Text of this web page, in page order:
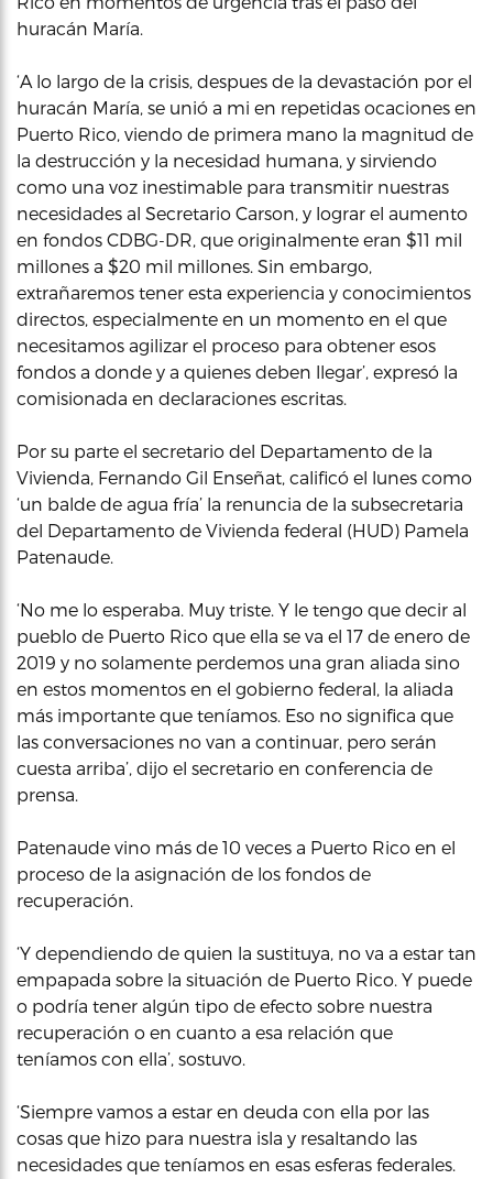
huracán María.
‘A lo largo de la crisis, despues de la devastación por el
huracán María, se unió a mi en repetidas ocaciones en
Puerto Rico, viendo de primera mano la magnitud de
la destrucción y la necesidad humana, y sirviendo
como una voz inestimable para transmitir nuestras
necesidades al Secretario Carson, y lograr el aumento
en fondos CDBG-DR, que originalmente eran $11 mil
millones a $20 mil millones. Sin embargo,
extrañaremos tener esta experiencia y conocimientos
directos, especialmente en un momento en el que
necesitamos agilizar el proceso para obtener esos
fondos a donde y a quienes deben llegar’, expresó la
comisionada en declaraciones escritas.
Por su parte el secretario del Departamento de la
Vivienda, Fernando Gil Enseñat, calificó el lunes como
‘un balde de agua fría’ la renuncia de la subsecretaria
del Departamento de Vivienda federal (HUD) Pamela
Patenaude.
‘No me lo esperaba. Muy triste. Y le tengo que decir al
pueblo de Puerto Rico que ella se va el 17 de enero de
2019 y no solamente perdemos una gran aliada sino
en estos momentos en el gobierno federal, la aliada
más importante que teníamos. Eso no significa que
las conversaciones no van a continuar, pero serán
cuesta arriba’, dijo el secretario en conferencia de
prensa.
Patenaude vino más de 10 veces a Puerto Rico en el
proceso de la asignación de los fondos de
recuperación.
‘Y dependiendo de quien la sustituya, no va a estar tan
empapada sobre la situación de Puerto Rico. Y puede
o podría tener algún tipo de efecto sobre nuestra
recuperación o en cuanto a esa relación que
teníamos con ella’, sostuvo.
‘Siempre vamos a estar en deuda con ella por las
cosas que hizo para nuestra isla y resaltando las
necesidades que teníamos en esas esferas federales.